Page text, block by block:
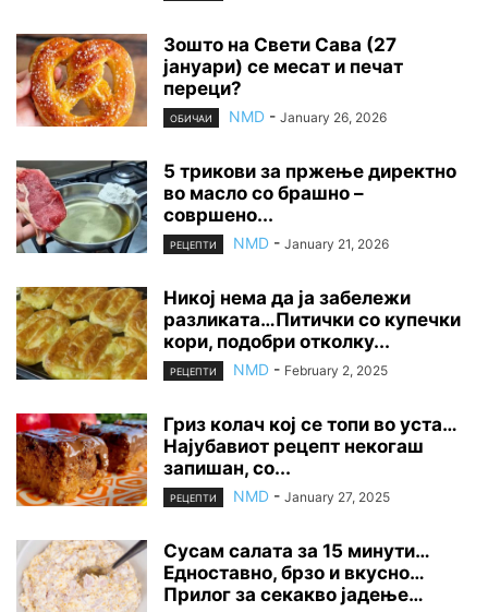
Зошто на Свети Сава (27
јануари) се месат и печат
переци?
ОБИЧАИ NMD - January 26, 2026
5 трикови за пржење директно
во масло со брашно –
совршено...
РЕЦЕПТИ NMD - January 21, 2026
Никој нема да ја забележи
разликата…Питички со купечки
кори, подобри отколку...
РЕЦЕПТИ NMD - February 2, 2025
Гриз колач кој се топи во уста…
Најубавиот рецепт некогаш
запишан, со...
РЕЦЕПТИ NMD - January 27, 2025
Сусам салата за 15 минути…
Едноставно, брзо и вкусно…
Прилог за секакво јадење…